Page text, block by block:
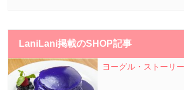
LaniLani掲載のSHOP記事
ヨーグル・ストーリ